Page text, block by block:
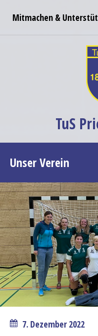
Mitmachen &
TuS
Unser Verein
7. Dezember 2022